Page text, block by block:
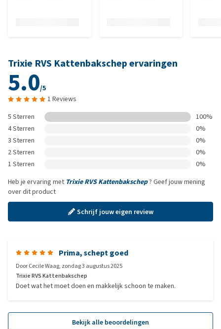
Trixie RVS Kattenbakschep ervaringen
5.0/5
1 Reviews
5 Sterren
100%
4 Sterren
0%
3 Sterren
0%
2 Sterren
0%
1 Sterren
0%
Heb je ervaring met Trixie RVS Kattenbakschep? Geef jouw mening
over dit product
Schrijf jouw eigen review
Prima, schept goed
DoorCecile Waag, zondag 3 augustus 2025
Trixie RVS Kattenbakschep
Doet wat het moet doen en makkelijk schoon te maken.
Bekijk alle beoordelingen